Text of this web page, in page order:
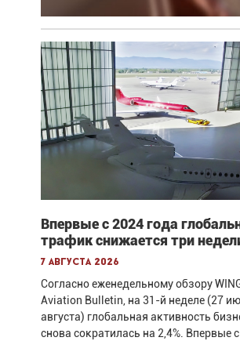
Впервые с 2024 года
трафик снижается три
7 августа 2026
Согласно еженедельному обзору
Aviation Bulletin, на 31-й неделе (27
августа) глобальная активность
снова сократилась на 2,4%. Впервые